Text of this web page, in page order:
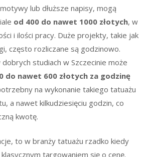
lub dłuższe napisy, mogą
od 400 do nawet 1000 złotych, w
i ilości pracy. Duże projekty, takie jak
często rozliczane są godzinowo.
studiach w Szczecinie może
do nawet 600 złotych za godzinę
na wykonanie takiego tatuażu
a nawet kilkudziesięciu godzin, co
kwotę.
to w branży tatuażu rzadko kiedy
targowaniem się o cenę.